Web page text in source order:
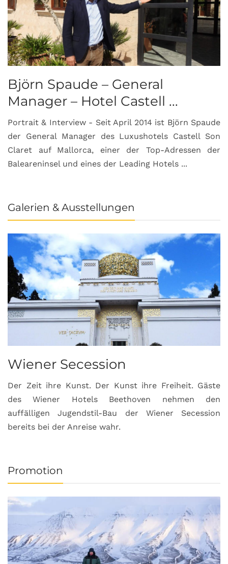
Björn Spaude – General
Manager – Hotel Castell ...
Portrait & Interview - Seit April 2014 ist Björn Spaude
der General Manager des Luxushotels Castell Son
Claret auf Mallorca, einer der Top-Adressen der
Baleareninsel und eines der Leading Hotels ...
Galerien & Ausstellungen
Wiener Secession
Der Zeit ihre Kunst. Der Kunst ihre Freiheit. Gäste
des Wiener Hotels Beethoven nehmen den
auffälligen Jugendstil-Bau der Wiener Secession
bereits bei der Anreise wahr.
Promotion